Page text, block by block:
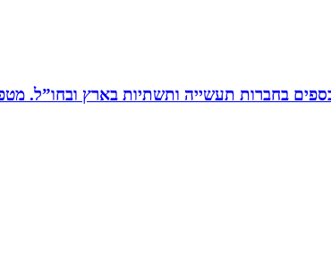
ויעוץ מס, מודיעין, רו”ח משנת 1988. כ15 שנים מנהל כספים בחברות